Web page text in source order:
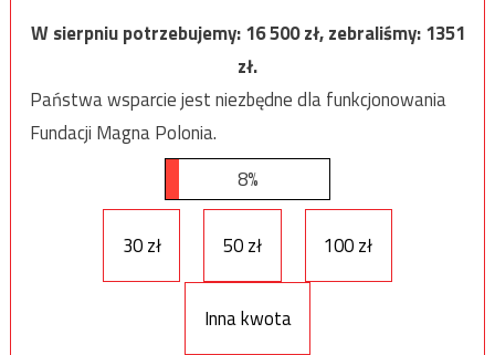
W sierpniu potrzebujemy:16 500zł, zebraliśmy:1351
zł.
Państwa wsparcie jest niezbędne dla funkcjonowania
Fundacji Magna Polonia.
8%
30 zł 50 zł 100 zł
Inna kwota